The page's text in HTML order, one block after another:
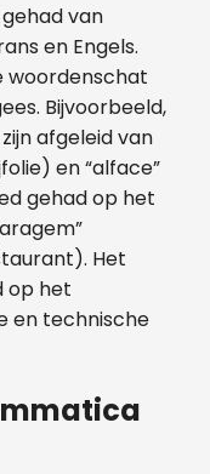
van
en Engels.
woordenschat
Bijvoorbeeld,
afgeleid van
en “alface”
gehad op het
Het
op het
en technische